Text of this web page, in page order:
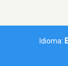
Idioma: